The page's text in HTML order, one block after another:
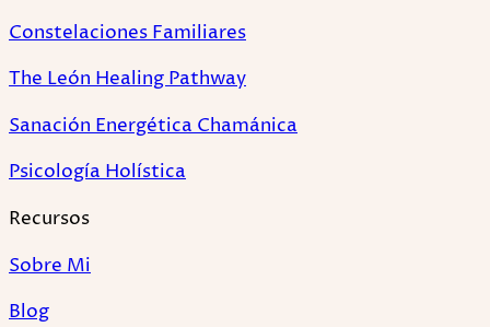
Constelaciones Familiares
The León Healing Pathway
Sanación Energética Chamánica
Psicología Holística
Recursos
Sobre Mi
Blog